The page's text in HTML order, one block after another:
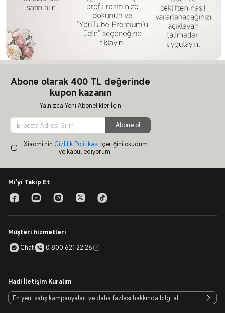
Abone olarak 400 TL değerinde
kupon kazanın
Yalnızca Yeni Abonelikler İçin
Abone ol
Xiaomi'nin Gizlilik Politikası içeriğini okudum
ve kabul ediyorum.
Mi'yi Takip Et
Müşteri hizmetleri
Chat
0 800 621 22 26
Hadi İletişim Kuralım